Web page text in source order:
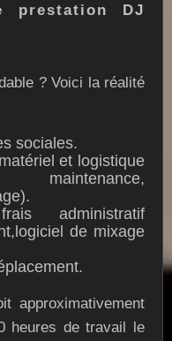
prestation DJ
? Voici la réalité
sociales.
et logistique
maintenance,
administratif
de mixage
approximativement
heures de travail le